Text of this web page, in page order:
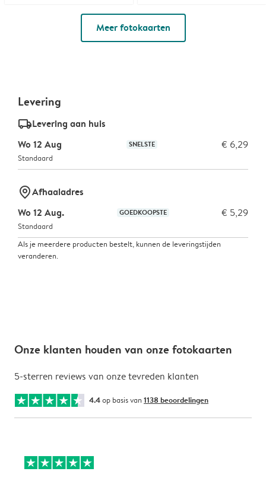
Meer fotokaarten
Levering
delivery_standard_v2Levering aan huis
Wo 12 Aug
SNELSTE € 6,29
Standaard
marker-pinAfhaaladres
Wo 12 Aug.
GOEDKOOPSTE € 5,29
Standaard
Als je meerdere producten bestelt, kunnen de leveringstijden
veranderen.
Onze klanten houden van onze fotokaarten
5-sterren reviews van onze tevreden klanten
4.4op basis van 1138 beoordelingen